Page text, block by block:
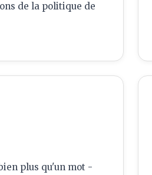
de la politique de
plus qu'un mot -